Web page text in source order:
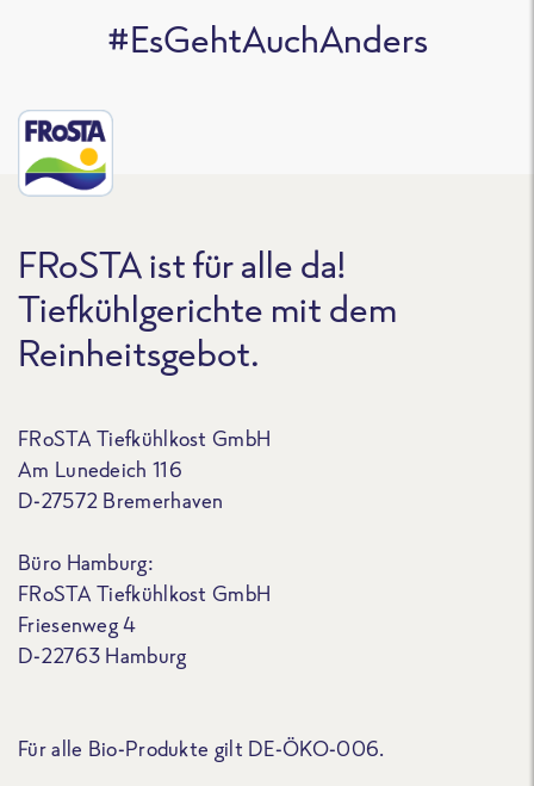
#EsGehtAuchAnders
FRoSTA ist für alle da!
Tiefkühlgerichte mit dem
Reinheitsgebot.
FRoSTA Tiefkühlkost GmbH
Am Lunedeich 116
D-27572 Bremerhaven
Büro Hamburg:
FRoSTA Tiefkühlkost GmbH
Friesenweg 4
D-22763 Hamburg
Für alle Bio-Produkte gilt DE-ÖKO-006.